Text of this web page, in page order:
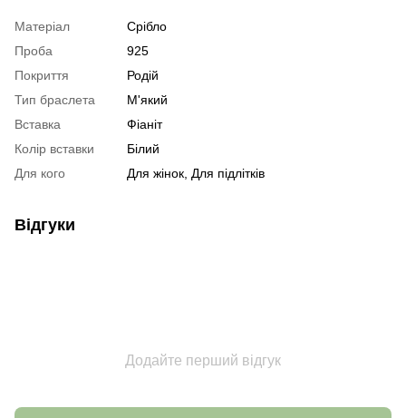
Матеріал
Срібло
Проба
925
Покриття
Родій
Тип браслета
М'який
Вставка
Фіаніт
Колір вставки
Білий
Для кого
Для жінок, Для підлітків
Відгуки
Додайте перший відгук